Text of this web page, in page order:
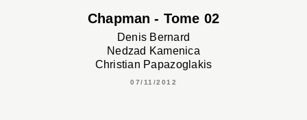
Chapman - Tome 02
Denis Bernard
Nedzad Kamenica
Christian Papazoglakis
07/11/2012